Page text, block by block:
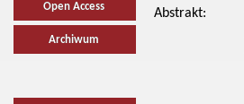
Open Access
Archiwum
Abstrakt: